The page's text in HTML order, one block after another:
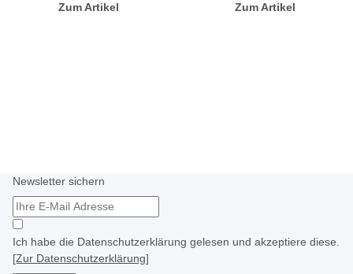
Zum Artikel Zum Artikel
Newsletter sichern
Ich habe die Datenschutzerklärung gelesen und akzeptiere diese.
[Zur Datenschutzerklärung]